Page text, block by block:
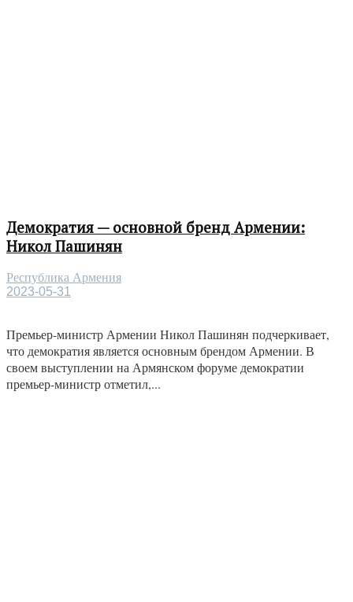
Демократия — основной бренд Армении:
Никол Пашинян
Республика Армения
2023-05-31
Премьер-министр Армении Никол Пашинян подчеркивает,
что демократия является основным брендом Армении. В
своем выступлении на Армянском форуме демократии
премьер-министр отметил,...